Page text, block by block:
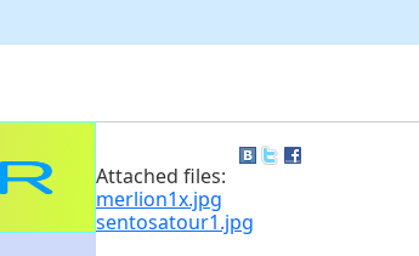
Attached files:
merlion1x.jpg
sentosatour1.jpg